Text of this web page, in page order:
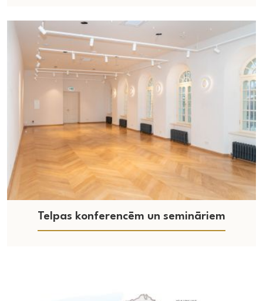
Telpas konferencēm un semināriem